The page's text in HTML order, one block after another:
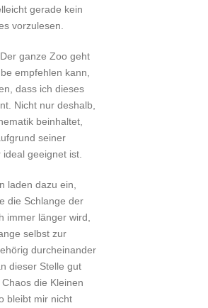
gerade kein
vorzulesen.
ganze Zoo geht
empfehlen kann,
dass ich dieses
Nicht nur deshalb,
beinhaltet,
seiner
geeignet ist.
laden dazu ein,
die Schlange der
immer länger wird,
selbst zur
durcheinander
dieser Stelle gut
die Kleinen
bleibt mir nicht